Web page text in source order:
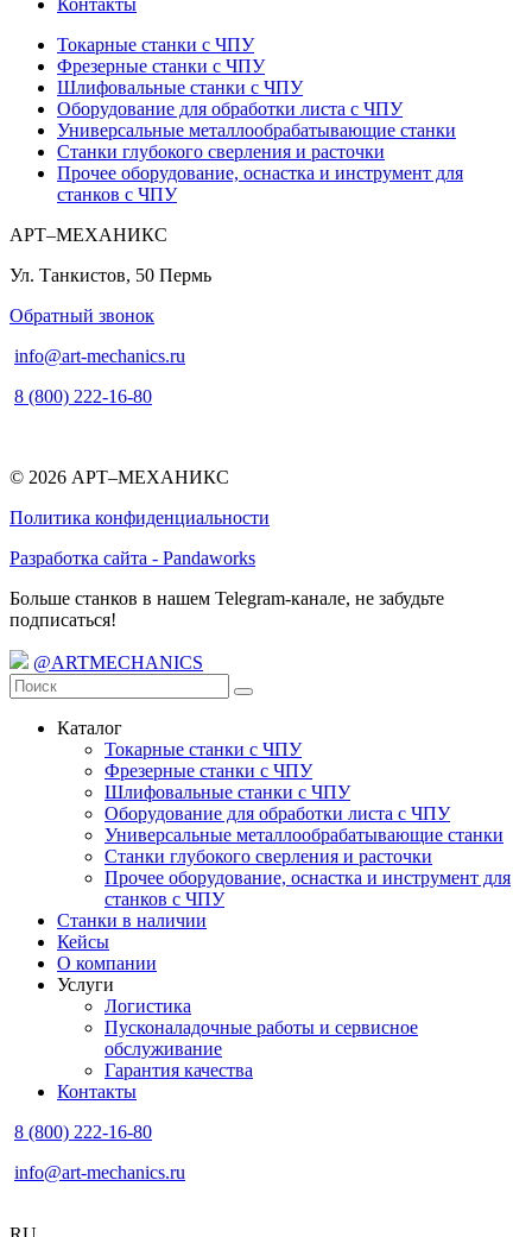
Контакты
Токарные станки с ЧПУ
Фрезерные станки с ЧПУ
Шлифовальные станки с ЧПУ
Оборудование для обработки листа с ЧПУ
Универсальные металлообрабатывающие станки
Станки глубокого сверления и расточки
Прочее оборудование, оснастка и инструмент для
станков с ЧПУ
АРТ–МЕХАНИКС
Ул. Танкистов, 50 Пермь
Обратный звонок
info@art-mechanics.ru
8 (800) 222-16-80
© 2026 АРТ–МЕХАНИКС
Политика конфиденциальности
Разработка сайта - Pandaworks
Больше станков в нашем Telegram-канале, не забудьте
подписаться!
@ARTMECHANICS
Каталог
Токарные станки с ЧПУ
Фрезерные станки с ЧПУ
Шлифовальные станки с ЧПУ
Оборудование для обработки листа с ЧПУ
Универсальные металлообрабатывающие станки
Станки глубокого сверления и расточки
Прочее оборудование, оснастка и инструмент для
станков с ЧПУ
Станки в наличии
Кейсы
О компании
Услуги
Логистика
Пусконаладочные работы и сервисное
обслуживание
Гарантия качества
Контакты
8 (800) 222-16-80
info@art-mechanics.ru